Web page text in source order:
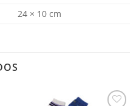
24 × 10 cm